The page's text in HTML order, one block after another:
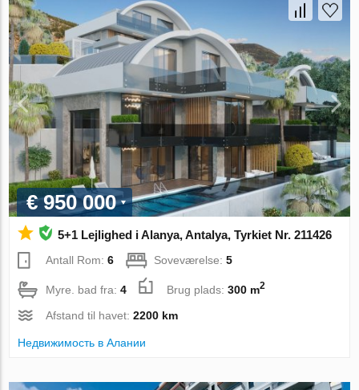
€ 950 000
5+1 Lejlighed i Alanya, Antalya, Tyrkiet Nr. 211426
Antall Rom:6 Soveværelse:5
Myre. bad fra:4 Brug plads:300 m2
Afstand til havet:2200 km
Недвижимость в Алании